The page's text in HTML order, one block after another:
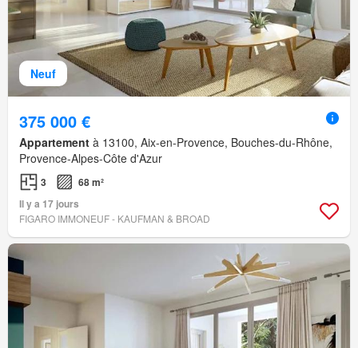
Neuf
375 000 €
Appartement à 13100, Aix-en-Provence, Bouches-du-Rhône,
Provence-Alpes-Côte d'Azur
3
68 m²
Il y a 17 jours
FIGARO IMMONEUF - KAUFMAN & BROAD